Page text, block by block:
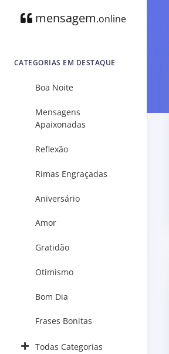
mensagem.online
CATEGORIAS EM DESTAQUE
Boa Noite
Mensagens
Apaixonadas
Reflexão
Rimas Engraçadas
Aniversário
Amor
Gratidão
Otimismo
Bom Dia
Frases Bonitas
Todas Categorias